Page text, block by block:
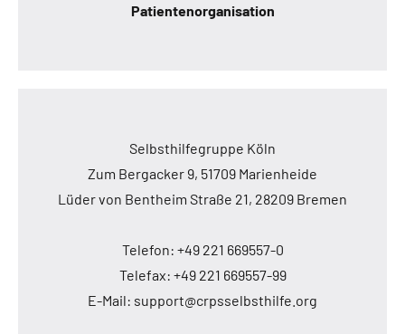
Patientenorganisation
Selbsthilfegruppe Köln
Zum Bergacker 9, 51709 Marienheide
Lüder von Bentheim Straße 21, 28209 Bremen
Telefon: +49 221 669557-0
Telefax: +49 221 669557-99
E-Mail: support@crpsselbsthilfe.org